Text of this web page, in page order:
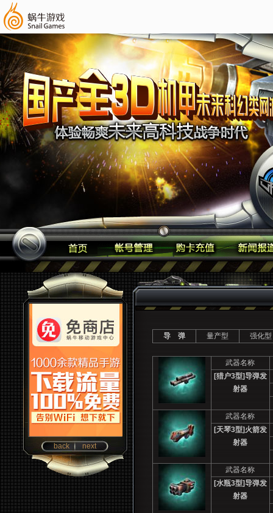
back next
导 弹 量产型 强化型
武器名称
[猎户3型]导弹发
射器
武器名称
[天琴3型]火箭发
射器
武器名称
[水瓶3型]导弹发
射器